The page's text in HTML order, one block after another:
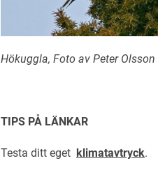
Hökuggla, Foto av Peter Olsson
TIPS PÅ LÄNKAR
Testa ditt eget klimatavtryck.